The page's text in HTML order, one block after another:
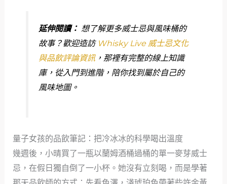
延伸閱讀： 想了解更多威士忌與風味桶的
故事？歡迎造訪 Whisky Live 威士忌文化
與品飲評論資訊，那裡有完整的線上知識
庫，從入門到進階，陪你找到屬於自己的
風味地圖。
量子女孩的品飲筆記：把冷冰冰的科學喝出溫度
幾週後，小晴買了一瓶以蘭姆酒桶過桶的單一麥芽威士
忌，在假日獨自倒了一小杯。她沒有立刻喝，而是學著